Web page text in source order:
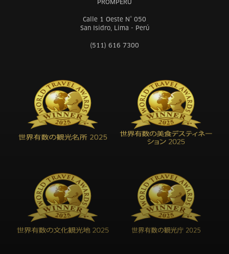
PROMPERÚ
Calle 1 Oeste N° 050
San Isidro, Lima - Perú
(511) 616 7300